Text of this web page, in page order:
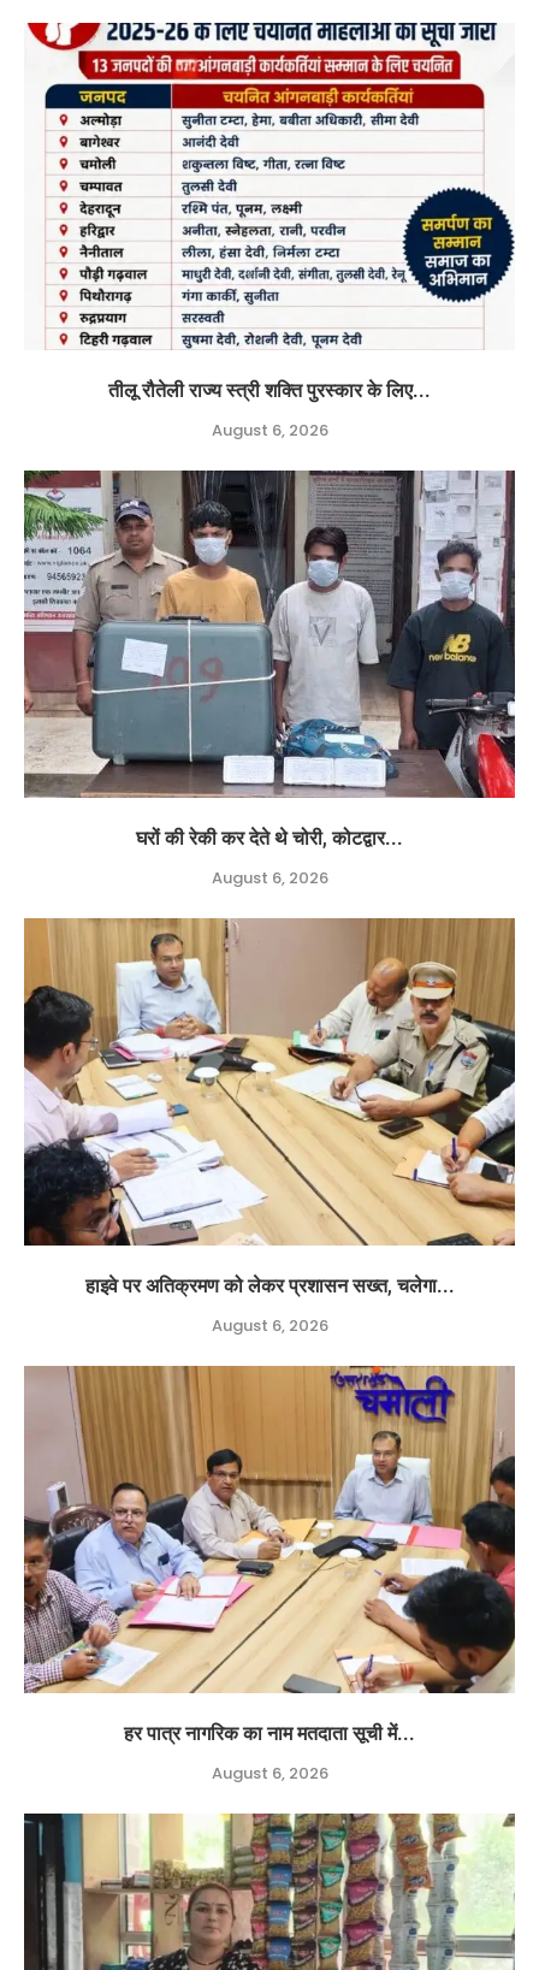
तीलू रौतेली राज्य स्त्री शक्ति पुरस्कार के लिए...
August 6, 2026
घरों की रेकी कर देते थे चोरी, कोटद्वार...
August 6, 2026
हाइवे पर अतिक्रमण को लेकर प्रशासन सख्त, चलेगा...
August 6, 2026
हर पात्र नागरिक का नाम मतदाता सूची में...
August 6, 2026